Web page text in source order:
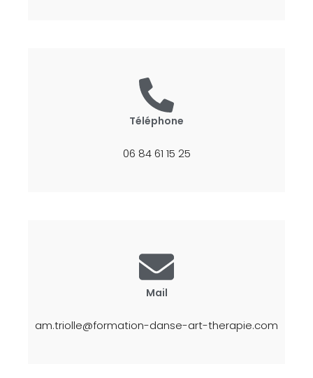
Téléphone
06 84 61 15 25
Mail
am.triolle@formation-danse-art-therapie.com